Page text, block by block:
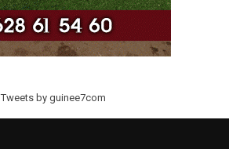
Tweets by guinee7com